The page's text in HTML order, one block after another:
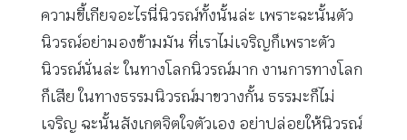
ความขี้เกียจอะไรนี่นิวรณ์ทั้งนั้นล่ะ เพราะฉะนั้นตัว
นิวรณ์อย่ามองข้ามมัน ที่เราไม่เจริญก็เพราะตัว
นิวรณ์นั่นล่ะ ในทางโลกนิวรณ์มาก งานการทางโลก
ก็เสีย ในทางธรรมนิวรณ์มาขวางกั้น ธรรมะก็ไม่
เจริญ ฉะนั้นสังเกตจิตใจตัวเอง อย่าปล่อยให้นิวรณ์